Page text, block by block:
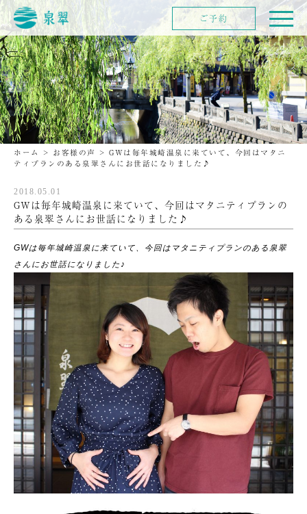
ホーム > お客様の声 > GWは毎年城崎温泉に来ていて、今回はマタニ
ティプランのある泉翠さんにお世話になりました♪
2018.05.01
GWは毎年城崎温泉に来ていて、今回はマタニティプランの
ある泉翠さんにお世話になりました♪
GWは毎年城崎温泉に来ていて、今回はマタニティプランのある泉翠
さんにお世話になりました♪
ご予約